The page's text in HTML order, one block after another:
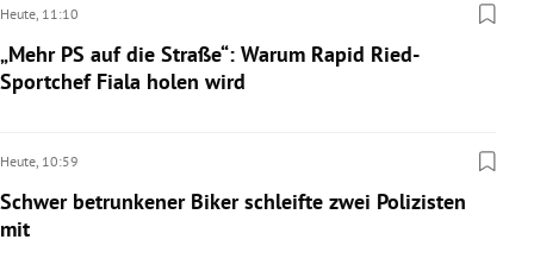
Heute, 11:10
„Mehr PS auf die Straße“: Warum Rapid Ried-
Sportchef Fiala holen wird
Heute, 10:59
Schwer betrunkener Biker schleifte zwei Polizisten
mit